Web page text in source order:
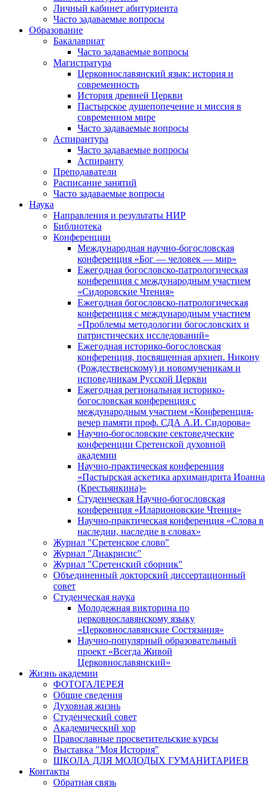
Личный кабинет абитуриента
Часто задаваемые вопросы
Образование
Бакалавриат
Часто задаваемые вопросы
Магистратура
Церковнославянский язык: история и
современность
История древней Церкви
Пастырское душепопечение и миссия в
современном мире
Часто задаваемые вопросы
Аспирантура
Часто задаваемые вопросы
Аспиранту
Преподаватели
Расписание занятий
Часто задаваемые вопросы
Наука
Направления и результаты НИР
Библиотека
Конференции
Международная научно-богословская
конференция «Бог — человек — мир»
Ежегодная богословско-патрологическая
конференция с международным участием
«Сидоровские Чтения»
Ежегодная богословско-патрологическая
конференция с международным участием
«Проблемы методологии богословских и
патристических исследований»
Ежегодная историко-богословская
конференция, посвященная архиеп. Никону
(Рождественскому) и новомученикам и
исповедникам Русской Церкви
Ежегодная региональная историко-
богословская конференция с
международным участием «Конференция-
вечер памяти проф. СДА А.И. Сидорова»
Научно-богословские сектоведческие
конференции Сретенской духовной
академии
Научно-практическая конференция
«Пастырская аскетика архимандрита Иоанна
(Крестьянкина)»
Студенческая Научно-богословская
конференция «Иларионовские Чтения»
Научно-практическая конференция «Cлова в
наследии, наследие в словах»
Журнал "Сретенское слово"
Журнал "Диакрисис"
Журнал "Сретенский сборник"
Объединенный докторский диссертационный
совет
Студенческая наука
Молодежная викторина по
церковнославянскому языку
«Церковнославянские Состязания»
Научно-популярный образовательный
проект «Всегда Живой
Церковнославянский»
Жизнь академии
ФОТОГАЛЕРЕЯ
Общие сведения
Духовная жизнь
Студенческий совет
Академический хор
Православные просветительские курсы
Выставка "Моя История"
ШКОЛА ДЛЯ МОЛОДЫХ ГУМАНИТАРИЕВ
Контакты
Обратная связь